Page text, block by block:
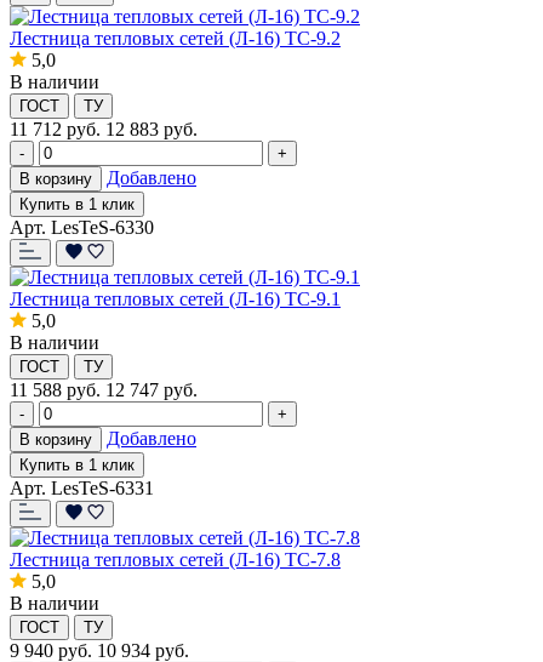
Лестница тепловых сетей (Л-16) ТС-9.2
5,0
В наличии
ГОСТ ТУ
11 712 руб. 12 883 руб.
-
+
В корзину
Добавлено
Купить в 1 клик
Арт. LesTeS-6330
Лестница тепловых сетей (Л-16) ТС-9.1
5,0
В наличии
ГОСТ ТУ
11 588 руб. 12 747 руб.
-
+
В корзину
Добавлено
Купить в 1 клик
Арт. LesTeS-6331
Лестница тепловых сетей (Л-16) ТС-7.8
5,0
В наличии
ГОСТ ТУ
9 940 руб. 10 934 руб.